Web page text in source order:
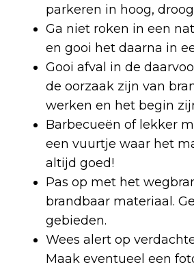
parkeren in hoog,
Ga niet roken in een
en gooi het daarna in
Gooi afval in de
de oorzaak zijn van
werken en het begin
Barbecueën of lekker
een vuurtje waar het
altijd goed!
Pas op met het
brandbaar materiaal.
gebieden.
Wees alert op
Maak eventueel een